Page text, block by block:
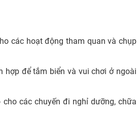
các hoạt động tham quan và chụp
hợp để tắm biển và vui chơi ở ngoài
các chuyến đi nghỉ dưỡng, chữa